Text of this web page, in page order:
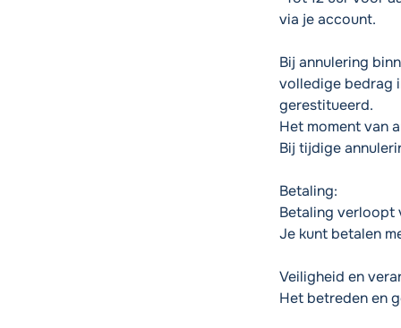
via je account.
Bij annulering
volledige bedrag
gerestitueerd.
Het moment van
Bij tijdige
Betaling:
Betaling verloopt
Je kunt betalen
Veiligheid en
Het betreden en